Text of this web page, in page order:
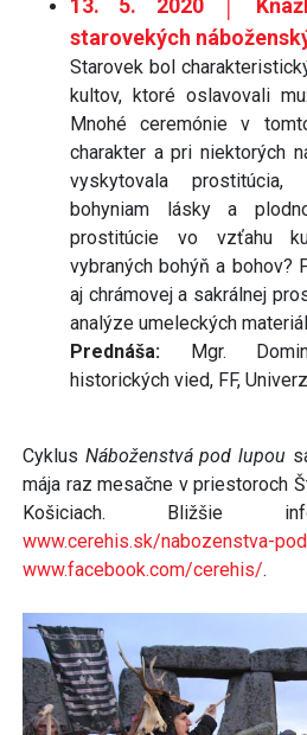
starovekých
Starovek bol
kultov, ktoré oslavovali
Mnohé ceremónie v
charakter a pri niektorých
vyskytovala
bohyniam lásky a
prostitúcie vo vzťahu
vybraných bohýň a bohov?
aj chrámovej a sakrálnej
analýze umeleckých
Prednáša: Mgr.
historických vied, FF,
Cyklus Náboženstvá pod lupou
mája raz mesačne v priestoroch
Košiciach. Bližšie
www.cerehis.sk/nabozenstva-
www.facebook.com/cerehis/.